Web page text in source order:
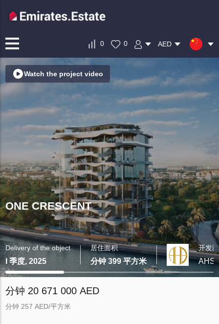
0 0 AED
Watch the project video
ONE CRESCENT
Delivery of the object
I 季度, 2025
居住面积
分钟 399 平方米
开发商
AHS
分钟 20 671 000 AED
分钟 257 AED/平方米